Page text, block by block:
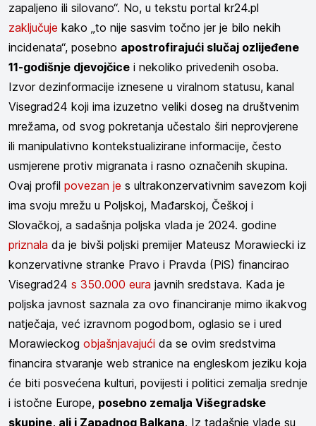
zapaljeno ili silovano“. No, u tekstu portal kr24.pl
zaključuje kako „to nije sasvim točno jer je bilo nekih
incidenata“, posebno apostrofirajući slučaj ozlijeđene
11-godišnje djevojčice i nekoliko privedenih osoba.
Izvor dezinformacije iznesene u viralnom statusu, kanal
Visegrad24 koji ima izuzetno veliki doseg na društvenim
mrežama, od svog pokretanja učestalo širi neprovjerene
ili manipulativno kontekstualizirane informacije, često
usmjerene protiv migranata i rasno označenih skupina.
Ovaj profil povezan je s ultrakonzervativnim savezom koji
ima svoju mrežu u Poljskoj, Mađarskoj, Češkoj i
Slovačkoj, a sadašnja poljska vlada je 2024. godine
priznala da je bivši poljski premijer Mateusz Morawiecki iz
konzervativne stranke Pravo i Pravda (PiS) financirao
Visegrad24 s 350.000 eura javnih sredstava. Kada je
poljska javnost saznala za ovo financiranje mimo ikakvog
natječaja, već izravnom pogodbom, oglasio se i ured
Morawieckog objašnjavajući da se ovim sredstvima
financira stvaranje web stranice na engleskom jeziku koja
će biti posvećena kulturi, povijesti i politici zemalja srednje
i istočne Europe, posebno zemalja Višegradske
skupine, ali i Zapadnog Balkana. Iz tadašnje vlade su